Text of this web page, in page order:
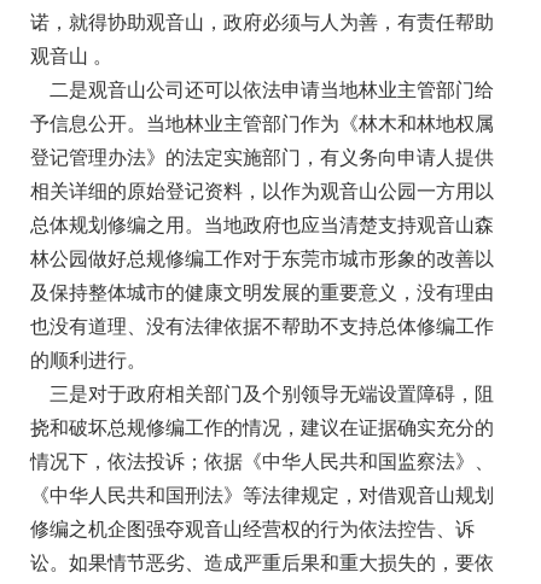
诺，就得协助观音山，政府必须与人为善，有责任帮助
观音山 。
二是观音山公司还可以依法申请当地林业主管部门给
予信息公开。当地林业主管部门作为《林木和林地权属
登记管理办法》的法定实施部门，有义务向申请人提供
相关详细的原始登记资料，以作为观音山公园一方用以
总体规划修编之用。当地政府也应当清楚支持观音山森
林公园做好总规修编工作对于东莞市城市形象的改善以
及保持整体城市的健康文明发展的重要意义，没有理由
也没有道理、没有法律依据不帮助不支持总体修编工作
的顺利进行。
三是对于政府相关部门及个别领导无端设置障碍，阻
挠和破坏总规修编工作的情况，建议在证据确实充分的
情况下，依法投诉；依据《中华人民共和国监察法》、
《中华人民共和国刑法》等法律规定，对借观音山规划
修编之机企图强夺观音山经营权的行为依法控告、诉
讼。如果情节恶劣、造成严重后果和重大损失的，要依